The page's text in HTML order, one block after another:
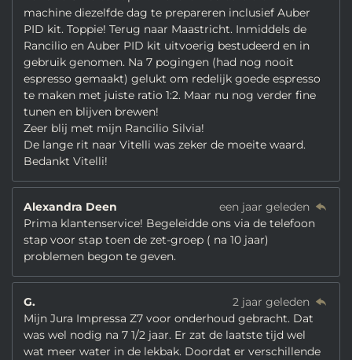
machine diezelfde dag te prepareren inclusief Auber
PID kit. Toppie! Terug naar Maastricht. Inmiddels de
Rancilio en Auber PID kit uitvoerig bestudeerd en in
gebruik genomen. Na 7 pogingen (had nog nooit
espresso gemaakt) gelukt om redelijk goede espresso
te maken met juiste ratio 1:2. Maar nu nog verder fine
tunen en blijven brewen!
Zeer blij met mijn Rancilio Silvia!
De lange rit naar Vitelli was zeker de moeite waard.
Bedankt Vitelli!
Alexandra Deen
een jaar geleden
Prima klantenservice! Begeleidde ons via de telefoon
stap voor stap toen de zet-groep ( na 10 jaar)
problemen begon te geven.
G.
2 jaar geleden
Mijn Jura Impressa Z7 voor onderhoud gebracht. Dat
was wel nodig na 7 1/2 jaar. Er zat de laatste tijd wel
wat meer water in de lekbak. Doordat er verschillende